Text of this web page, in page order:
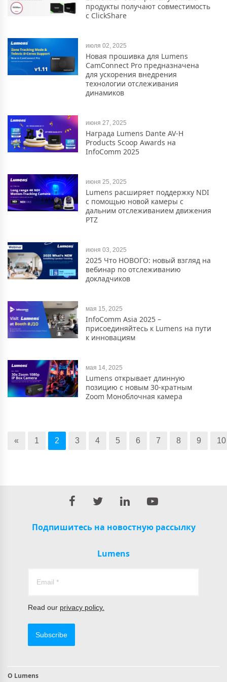
продукты получают совместимость
с ClickShare
июля 02, 2025
Новая прошивка для Lumens
CamConnect Pro предназначена
для ускорения внедрения
технологии отслеживания
динамиков
июня 27, 2025
Награда Lumens Dante AV-H
Products Scoop Awards на
InfoComm 2025
июня 25, 2025
Lumens расширяет поддержку NDI
с помощью новой камеры с
дальним отслеживанием движения
PTZ
июня 03, 2025
2025 Что НОВОГО: новый взгляд на
вебинар по отслеживанию
докладчиков
мая 15, 2025
InfoComm Asia 2025 –
присоединяйтесь к Lumens на пути
к инновациям
мая 14, 2025
Lumens открывает длинную
позицию с новым 30-кратным
Zoom Моноблочная камера
« 1 2 3 4 5 6 7 8 9 10
Подпишитесь на новостную рассылку
Lumens
Read our privacy policy.
Subscribe
О Lumens